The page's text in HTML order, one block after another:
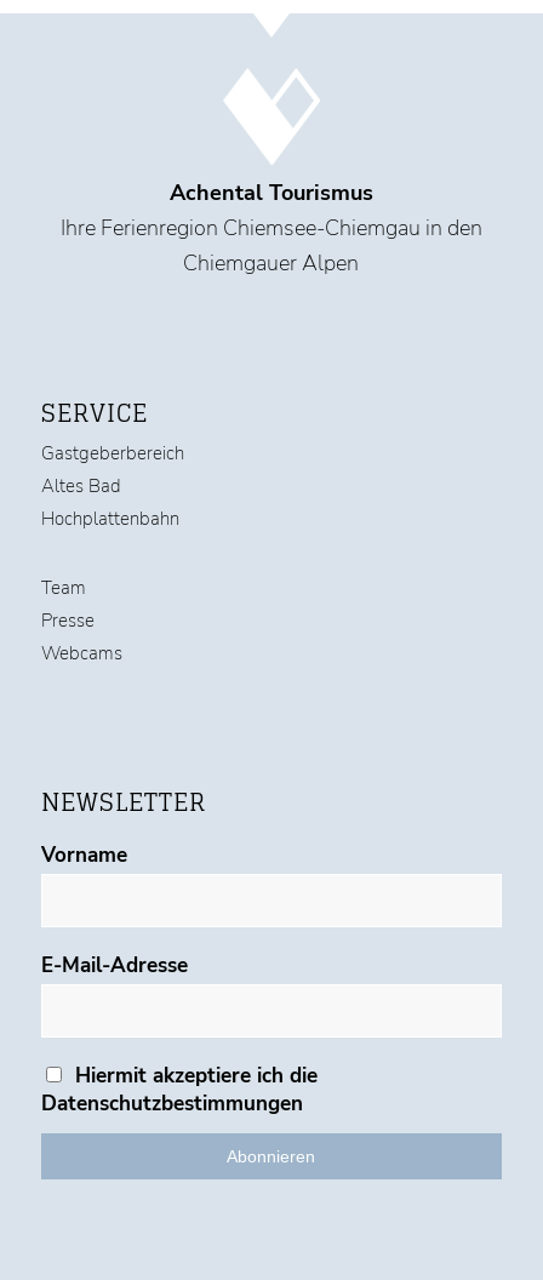
Achental Tourismus
Ihre Ferienregion Chiemsee-Chiemgau in den
Chiemgauer Alpen
SERVICE
Gastgeberbereich
Altes Bad
Hochplattenbahn
Team
Presse
Webcams
NEWSLETTER
Vorname
E-Mail-Adresse
Hiermit akzeptiere ich die
Datenschutzbestimmungen